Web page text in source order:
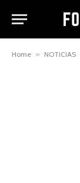
Home » NOTICIAS